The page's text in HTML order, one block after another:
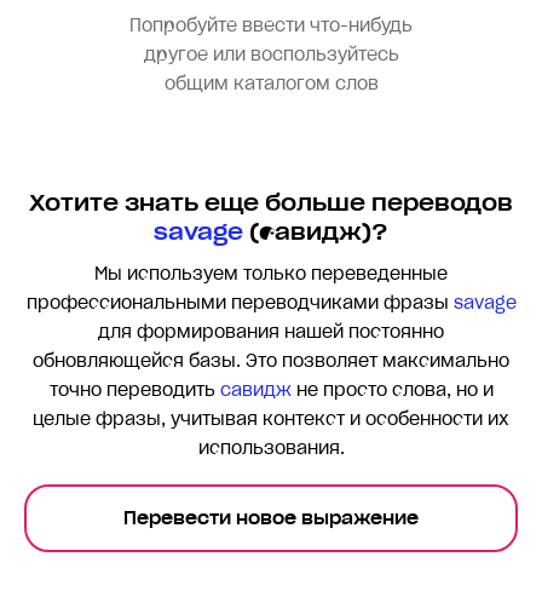
Попробуйте ввести что-нибудь
другое или воспользуйтесь
общим каталогом слов
Хотите знать еще больше переводов
savage (савидж)?
Мы используем только переведенные
профессиональными переводчиками фразы savage
для формирования нашей постоянно
обновляющейся базы. Это позволяет максимально
точно переводить савиджне просто слова, но и
целые фразы, учитывая контекст и особенности их
использования.
Перевести новое выражение